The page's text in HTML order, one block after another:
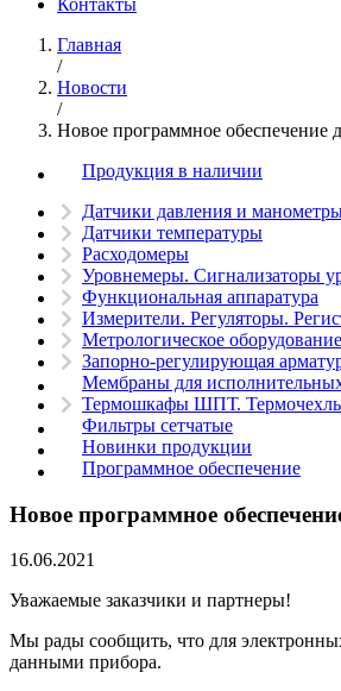
Контакты
Главная
/
Новости
/
Новое программное
Продукция в наличии
Датчики давления и
Датчики температуры
Расходомеры
Уровнемеры. Сигнализаторы
Функциональная аппаратура
Измерители. Регуляторы.
Метрологическое оборудование
Запорно-регулирующая
Мембраны для
Термошкафы ШПТ.
Фильтры сетчатые
Новинки продукции
Программное обеспечение
Новое программное
16.06.2021
Уважаемые заказчики и партнеры!
Мы рады сообщить, что для
данными прибора.